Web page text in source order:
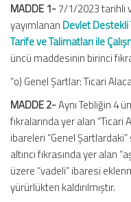
MADDE 1-7/1/2023 tarihli
yayımlanan Devlet Destekli
Tarife ve Talimatları ile
üncü maddesinin birinci
“o) Genel Şartlar: Ticari
MADDE 2-Aynı Tebliğin 4
fıkralarında yer alan “Ticari
ibareleri “Genel
altıncı fıkrasında yer alan
üzere “vadeli” ibaresi
yürürlükten kaldırılmıştır.